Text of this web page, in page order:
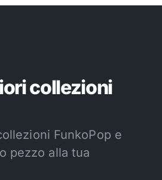
collezioni
FunkoPop e
pezzo alla tua